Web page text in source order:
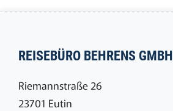
REISEBÜRO BEHRENS GMBH
Riemannstraße 26
23701 Eutin